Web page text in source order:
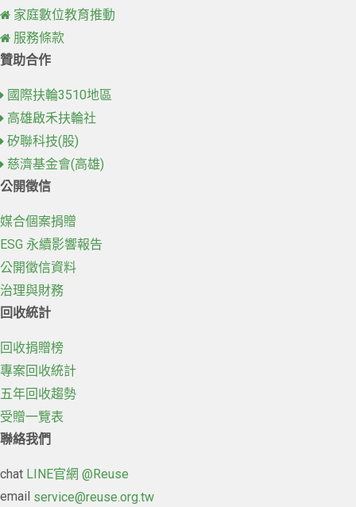
家庭數位教育推動
服務條款
贊助合作
國際扶輪3510地區
高雄啟禾扶輪社
矽聯科技(股)
慈濟基金會(高雄)
公開徵信
媒合個案捐贈
ESG 永續影響報告
公開徵信資料
治理與財務
回收統計
回收捐贈榜
專案回收統計
五年回收趨勢
受贈一覽表
聯絡我們
chat LINE官網 @Reuse
email service@reuse.org.tw